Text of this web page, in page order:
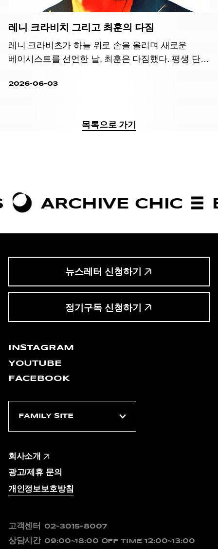
레니 크라비치 그리고 최훈의 다짐
레니 크라비츠가 하늘 위로 손을 올리며 새로운
베이시스트를 선언한 날, 최훈은 다짐했다. 평생 단
지금이라고.
2026-06-03
목록으로 가기
CHIC
뉴스레터 신청하기
정기구독 신청하기
INSTAGRAM
YOUTUBE
FACEBOOK
회사소개
광고/제휴 문의
개인정보보호방침
고객센터 02-3015-8007
상담시간 09:00~18:00 OFF TIME 12:00~13:00